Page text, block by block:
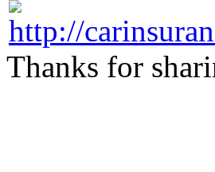
Thanks for